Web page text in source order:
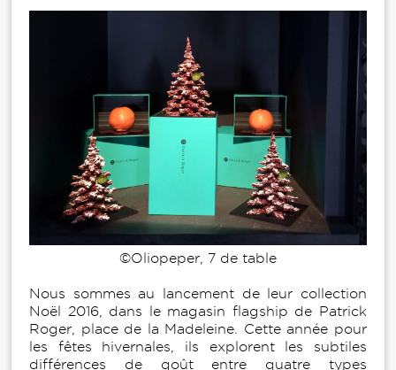
©Oliopeper, 7 de table
Nous sommes au lancement de leur collection
Noël 2016, dans le magasin flagship de Patrick
Roger, place de la Madeleine. Cette année pour
les fêtes hivernales, ils explorent les subtiles
différences de goût entre quatre types